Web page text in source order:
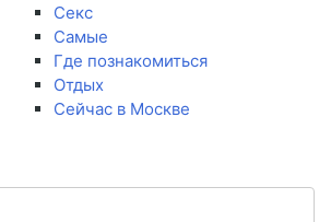
Секс
Самые
Где познакомиться
Отдых
Сейчас в Москве